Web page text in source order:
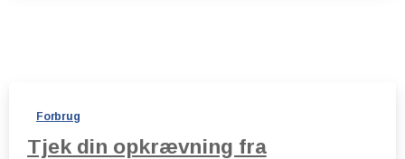
Forbrug
Tjek din opkrævning fra